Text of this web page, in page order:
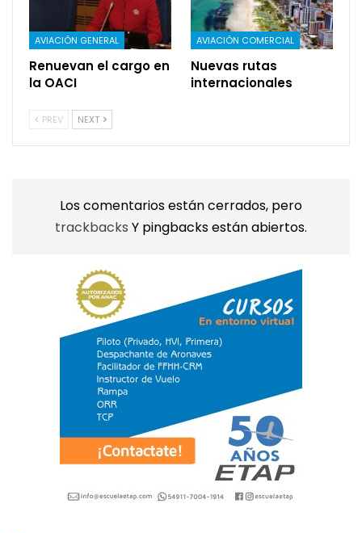
AVIACIÓN GENERAL
Renuevan el cargo en
la OACI
AVIACIÓN COMERCIAL
Nuevas rutas
internacionales
PREV NEXT
Los comentarios están cerrados, pero
trackbacks Y pingbacks están abiertos.